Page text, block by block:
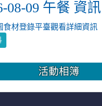
08-09 午餐 資訊
食材登錄平臺觀看詳細資訊
活動相簿